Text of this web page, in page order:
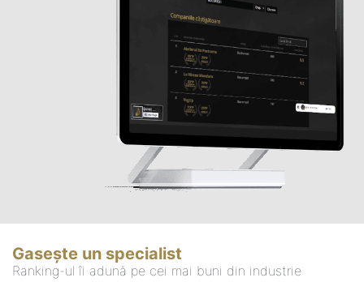
Gasește un specialist
Ranking-ul îi adună pe cei mai buni din industrie